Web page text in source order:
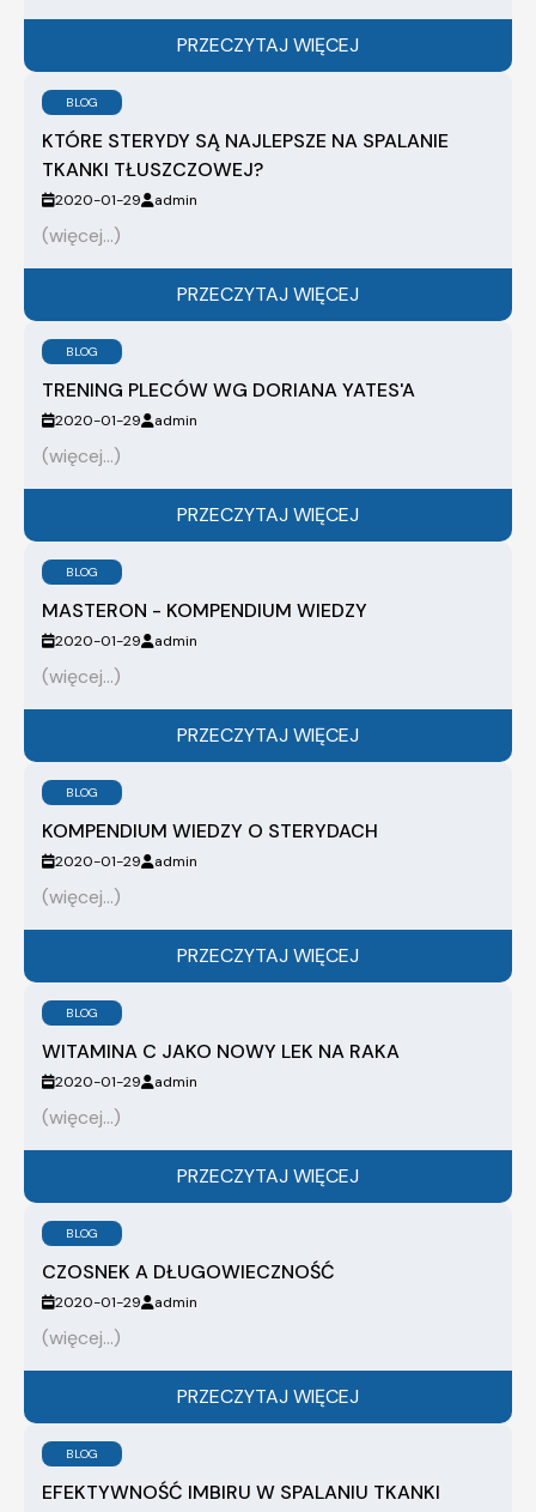
PRZECZYTAJ WIĘCEJ
BLOG
KTÓRE STERYDY SĄ NAJLEPSZE NA SPALANIE
TKANKI TŁUSZCZOWEJ?
2020-01-29 admin
(więcej…)
PRZECZYTAJ WIĘCEJ
BLOG
TRENING PLECÓW WG DORIANA YATES'A
2020-01-29 admin
(więcej…)
PRZECZYTAJ WIĘCEJ
BLOG
MASTERON - KOMPENDIUM WIEDZY
2020-01-29 admin
(więcej…)
PRZECZYTAJ WIĘCEJ
BLOG
KOMPENDIUM WIEDZY O STERYDACH
2020-01-29 admin
(więcej…)
PRZECZYTAJ WIĘCEJ
BLOG
WITAMINA C JAKO NOWY LEK NA RAKA
2020-01-29 admin
(więcej…)
PRZECZYTAJ WIĘCEJ
BLOG
CZOSNEK A DŁUGOWIECZNOŚĆ
2020-01-29 admin
(więcej…)
PRZECZYTAJ WIĘCEJ
BLOG
EFEKTYWNOŚĆ IMBIRU W SPALANIU TKANKI